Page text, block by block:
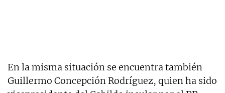
En la misma situación se encuentra también
Guillermo Concepción Rodríguez, quien ha sido